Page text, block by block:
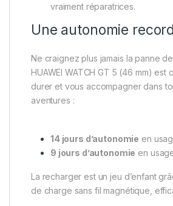
vraiment réparatrices.
Une autonomie
Ne craignez plus jamais la panne
HUAWEI WATCH GT 5 (46 mm) est
durer et vous accompagner dans
aventures :
14 jours d’autonomie en
9 jours d’autonomie en
La recharger est un jeu d’enfant
de charge sans fil magnétique,